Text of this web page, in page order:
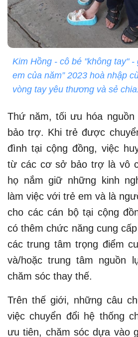
Kim Hồng - cô bé "không tay" -
em của năm” 2023 hoà nhập
vòng tay yêu thương và sẻ chia.
Thứ năm, tối ưu hóa
bảo trợ. Khi trẻ được
đình tại cộng đồng, việc
từ các cơ sở bảo trợ là vô
họ nắm giữ những kinh
làm việc với trẻ em và là
cho các cán bộ tại cộng
có thêm chức năng cung
các trung tâm trọng điểm
và/hoặc trung tâm nguồn
chăm sóc thay thế.
Trên thế giới, những câu
việc chuyển đổi hệ thống
ưu tiên, chăm sóc dựa vào